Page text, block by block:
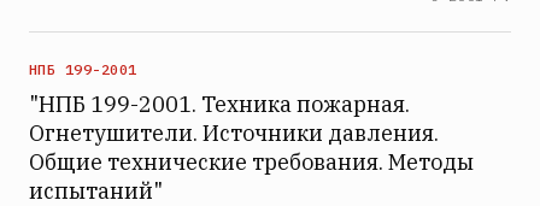
НПБ 199-2001
"НПБ 199-2001. Техника пожарная.
Огнетушители. Источники давления.
Общие технические требования. Методы
испытаний"